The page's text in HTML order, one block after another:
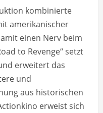
kombinierte
amerikanischer
einen Nerv beim
to Revenge“ setzt
erweitert das
und
aus historischen
erweist sich